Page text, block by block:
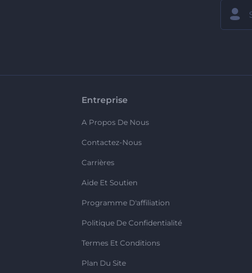
Entreprise
A Propos De Nous
Contactez-Nous
Carrières
Aide Et Soutien
Programme D'affiliation
Politique De Confidentialité
Termes Et Conditions
Plan Du Site